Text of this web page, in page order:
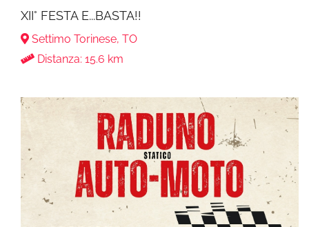
XII° FESTA E...BASTA!!
Settimo Torinese, TO
Distanza: 15.6 km